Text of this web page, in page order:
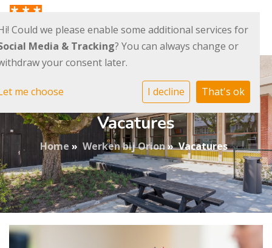
Vacatures
Home » Werken bij Orion» Vacatures
Could we please enable some additional services for
Media & Tracking? You can always change or
your consent later.
me choose I decline That's ok